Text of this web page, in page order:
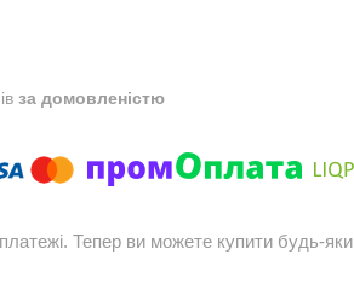
за домовленістю
платежі. Тепер ви можете купити будь-